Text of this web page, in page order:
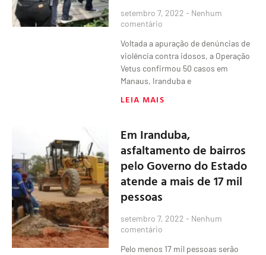
setembro 7, 2022 Nenhum
comentário
Voltada a apuração de denúncias de
violência contra idosos, a Operação
Vetus confirmou 50 casos em
Manaus, Iranduba e
LEIA MAIS
Em Iranduba,
asfaltamento de bairros
pelo Governo do Estado
atende a mais de 17 mil
pessoas
setembro 7, 2022 Nenhum
comentário
Pelo menos 17 mil pessoas serão